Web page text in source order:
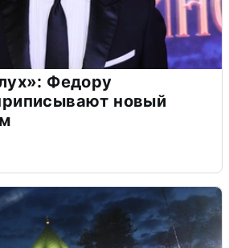
Федору
новый